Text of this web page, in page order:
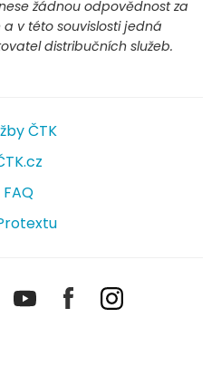
žádnou odpovědnost za
v této souvislosti jedná
distribučních služeb.
ČTK
FAQ
YoutubeFacebookInstagram